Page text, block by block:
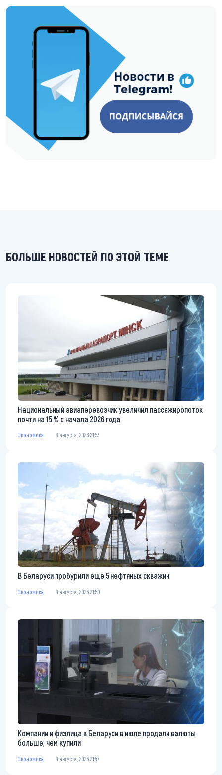
https://t.me/minskctvby
БОЛЬШЕ НОВОСТЕЙ ПО ЭТОЙ ТЕМЕ
Национальный авиаперевозчик увеличил пассажиропоток
почти на 15 % с начала 2026 года
Экономика 8 августа, 2026 21:53
В Беларуси пробурили еще 5 нефтяных скважин
Экономика 8 августа, 2026 21:50
Компании и физлица в Беларуси в июле продали валюты
больше, чем купили
Экономика 8 августа, 2026 21:47